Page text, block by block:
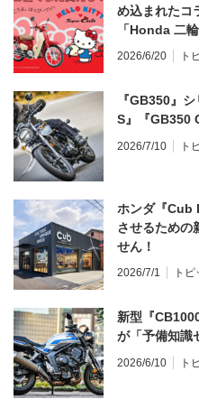
め込まれたコ
「Honda 二
2026/6/20 ト
『GB350』
S』『GB350
2026/7/10 ト
ホンダ『Cub
させるための
せん！
2026/7/1 トピ
新型『
が「予備知識
2026/6/10 ト